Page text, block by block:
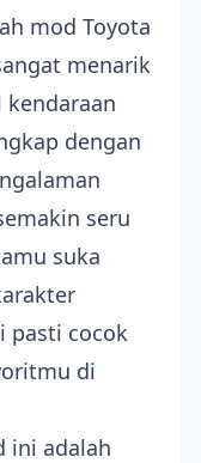
mod Toyota
menarik
dengan
seru
suka
pasti cocok
di
ini adalah